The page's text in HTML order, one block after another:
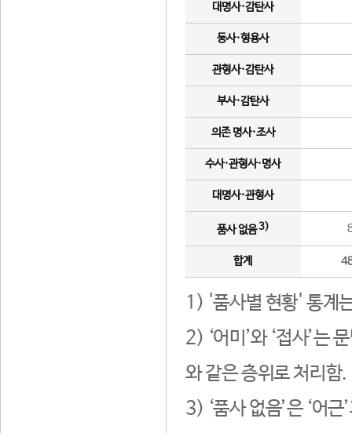
대명사·감탄사
동사·형용사
관형사·감탄사
부사·감탄사
의존 명사·조사
수사·관형사·명사
대명사·관형사
품사 없음3)
합계
1) '품사별 현황' 통계
2) ‘어미’와 ‘접사’는
와 같은 층위로 처리함.
3) ‘품사 없음’은 ‘어